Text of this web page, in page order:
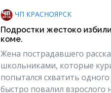
ЧП КРАСНОЯРСК
Подростки жестоко
коме.
Жена пострадавшего
школьниками, которые
попытался схватить
быстро повалил взрослого